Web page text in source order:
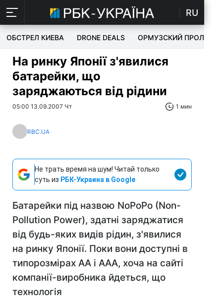
RU
ОБСТРЕЛ КИЕВА DRONE DEALS ОРМУЗСКИЙ ПРОЛИВ
На ринку Японії з'явилися
батарейки, що
заряджаються від рідини
05:00 13.09.2007 Чт 1 мин
RBC.UA
Не трать время на шум! Читай только
суть из РБК-Украина в Google
Батарейки під назвою NoPoPo (Non-
Pollution Power), здатні заряджатися
від будь-яких видів рідин, з'явилися
на ринку Японії. Поки вони доступні в
типорозмірах AA і AAA, хоча на сайті
компанії-виробника йдеться, що
технологія